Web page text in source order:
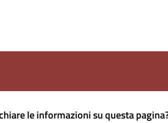
le informazioni su questa